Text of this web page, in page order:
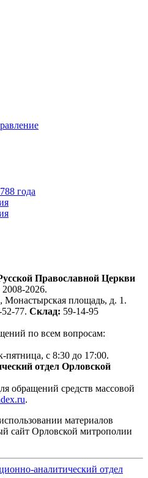
года
Православной Церкви
2008-2026.
Монастырская площадь, д. 1.
77. Склад: 59-14-95
по всем вопросам:
пятница, с 8:30 до 17:00.
отдел Орловской
обращений средств массовой
.
материалов
сайт Орловской митрополии
аналитический отдел